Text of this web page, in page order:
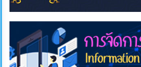
จัด
ซื้อ
จ้าง